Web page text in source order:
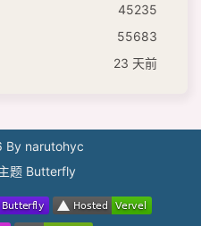
45235
55683
23 天前
narutohyc
题 Butterfly